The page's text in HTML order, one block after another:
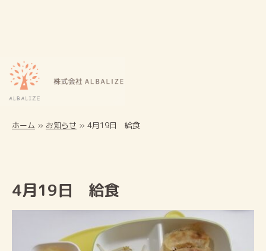
ホーム » お知らせ » 4月19日 給食
4月19日 給食